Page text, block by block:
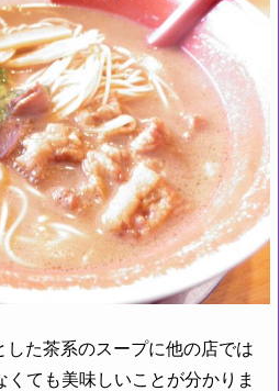
た茶系のスープに他の店では
くても美味しいことが分かりま